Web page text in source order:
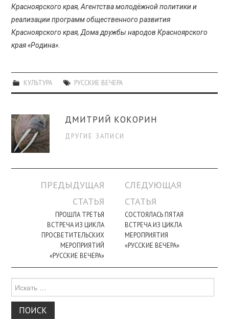
Красноярского края, Агентства молодёжной политики и
реализации программ общественного развития
Красноярского края, Дома дружбы народов Красноярского
края «Родина».
КУЛЬТУРА РУССКИЕ ВЕЧЕРА
ДМИТРИЙ КОКОРИН
ДРУГИЕ ЗАПИСИ
Навигация
ПРЕДЫДУЩАЯ
СТАТЬЯ
ПРОШЛА ТРЕТЬЯ
ВСТРЕЧА ИЗ ЦИКЛА
ПРОСВЕТИТЕЛЬСКИХ
МЕРОПРИЯТИЙ
«РУССКИЕ ВЕЧЕРА»
СЛЕДУЮЩАЯ
СТАТЬЯ
СОСТОЯЛАСЬ ПЯТАЯ
ВСТРЕЧА ИЗ ЦИКЛА
МЕРОПРИЯТИЯ
«РУССКИЕ ВЕЧЕРА»
для: